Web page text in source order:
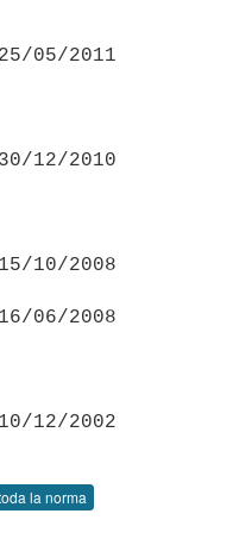
05/2011
12/2010
10/2008
06/2008
12/2002
la norma